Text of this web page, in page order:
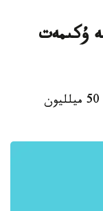
ۇكىمەت
استانا. قازاقپارات - الماتى وبلىسىنداعى قىزىلاعاش سۋ قويماسىن جوندەۋگە ق ر ۇكىمەتى 50 ميلليون